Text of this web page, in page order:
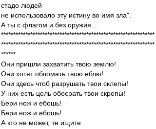
стадо людей
не использовало эту истину во имя зла".
А ты с флагом и без оружия...
***************************************************************
***************************************************************
******
Они пришли захватить твою землю!
Они хотят обломать твою еблю!
Они здесь чтоб разрушать твои склепы!
У них есть цель обосрать твои скрепы!
Бери нож и ебошь!
Бери нож и ебошь!
А кто не может, те ищите